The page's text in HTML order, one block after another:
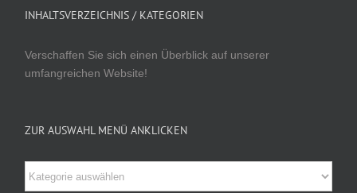
INHALTSVERZEICHNIS / KATEGORIEN
Verschaffen Sie sich einen Überblick auf unserer
umfangreichen Website!
ZUR AUSWAHL MENÜ ANKLICKEN
Zur
Auswahl